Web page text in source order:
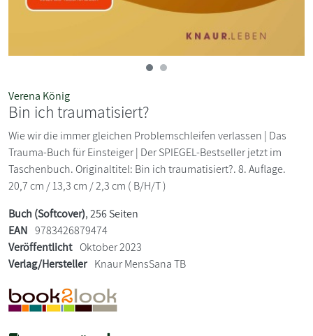
Verena König
Bin ich traumatisiert?
Wie wir die immer gleichen Problemschleifen verlassen | Das
Trauma-Buch für Einsteiger | Der SPIEGEL-Bestseller jetzt im
Taschenbuch. Originaltitel: Bin ich traumatisiert?. 8. Auflage.
20,7 cm / 13,3 cm / 2,3 cm ( B/H/T )
Buch (Softcover), 256 Seiten
EAN 9783426879474
Veröffentlicht Oktober 2023
Verlag/Hersteller Knaur MensSana TB